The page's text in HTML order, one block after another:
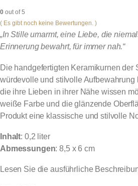
0 out of 5
( Es gibt noch keine Bewertungen. )
„In Stille umarmt, eine Liebe, die
Erinnerung bewahrt, für immer nah.“
Die handgefertigten Keramikurnen der
würdevolle und stilvolle Aufbewahrung
die ihre Lieben in ihrer Nähe wissen
weiße Farbe und die glänzende
Produkt eine klassische und stilvolle
Inhalt: 0,2 liter
Abmessungen: 8,5 x 6 cm
Lesen Sie die ausführliche